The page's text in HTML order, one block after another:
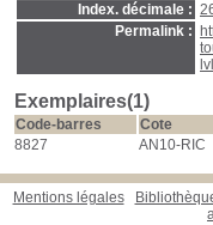
Index. décimale :
Permalink :
Exemplaires(1)
Code-barres Cote
8827
AN10-RIC
Mentions légales